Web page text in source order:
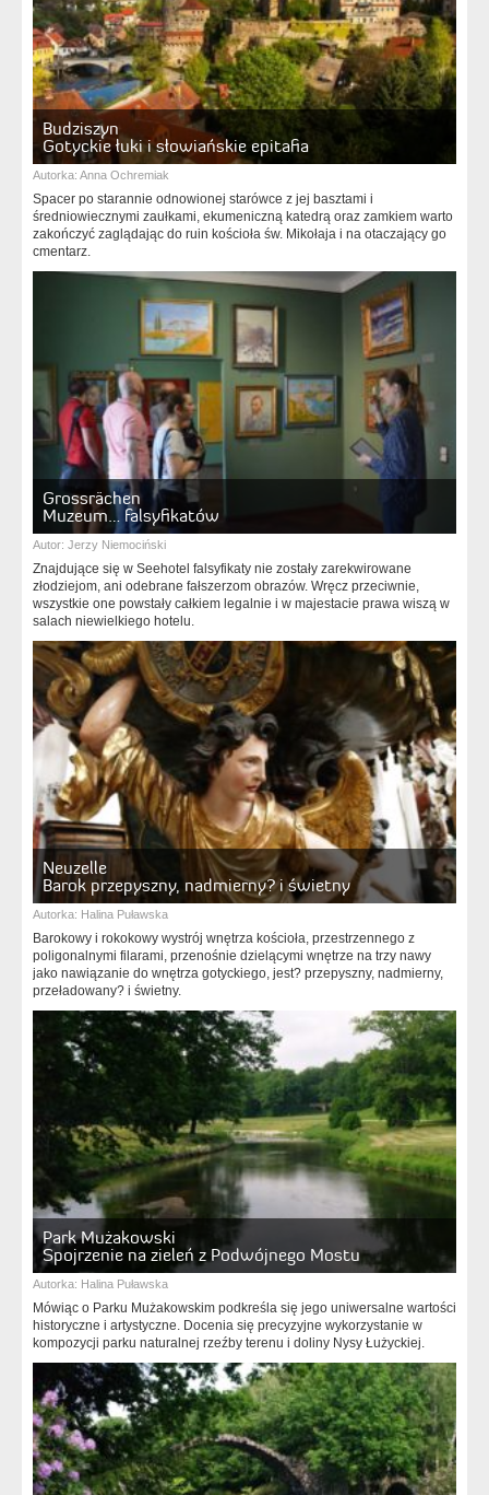
Budziszyn
Gotyckie łuki i słowiańskie epitafia
Autorka: Anna Ochremiak
Spacer po starannie odnowionej starówce z jej basztami i
średniowiecznymi zaułkami, ekumeniczną katedrą oraz zamkiem warto
zakończyć zaglądając do ruin kościoła św. Mikołaja i na otaczający go
cmentarz.
Grossrächen
Muzeum… falsyfikatów
Autor: Jerzy Niemociński
Znajdujące się w Seehotel falsyfikaty nie zostały zarekwirowane
złodziejom, ani odebrane fałszerzom obrazów. Wręcz przeciwnie,
wszystkie one powstały całkiem legalnie i w majestacie prawa wiszą w
salach niewielkiego hotelu.
Neuzelle
Barok przepyszny, nadmierny? i świetny
Autorka: Halina Puławska
Barokowy i rokokowy wystrój wnętrza kościoła, przestrzennego z
poligonalnymi filarami, przenośnie dzielącymi wnętrze na trzy nawy
jako nawiązanie do wnętrza gotyckiego, jest? przepyszny, nadmierny,
przeładowany? i świetny.
Park Mużakowski
Spojrzenie na zieleń z Podwójnego Mostu
Autorka: Halina Puławska
Mówiąc o Parku Mużakowskim podkreśla się jego uniwersalne wartości
historyczne i artystyczne. Docenia się precyzyjne wykorzystanie w
kompozycji parku naturalnej rzeźby terenu i doliny Nysy Łużyckiej.